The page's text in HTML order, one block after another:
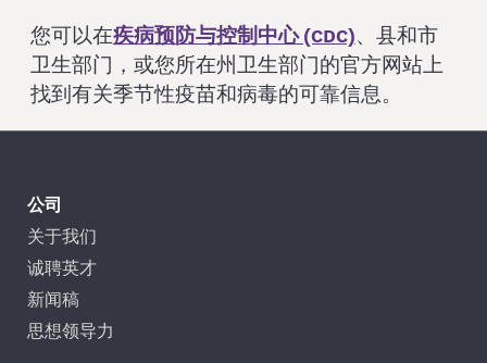
您可以在疾病预防与控制中心 (CDC)、县和市
卫生部门，或您所在州卫生部门的官方网站上
找到有关季节性疫苗和病毒的可靠信息。
公司
关于我们
诚聘英才
新闻稿
思想领导力